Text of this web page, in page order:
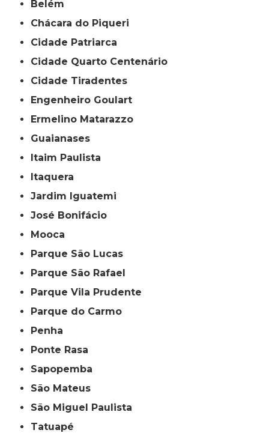
Belém
Chácara do Piqueri
Cidade Patriarca
Cidade Quarto Centenário
Cidade Tiradentes
Engenheiro Goulart
Ermelino Matarazzo
Guaianases
Itaim Paulista
Itaquera
Jardim Iguatemi
José Bonifácio
Mooca
Parque São Lucas
Parque São Rafael
Parque Vila Prudente
Parque do Carmo
Penha
Ponte Rasa
Sapopemba
São Mateus
São Miguel Paulista
Tatuapé